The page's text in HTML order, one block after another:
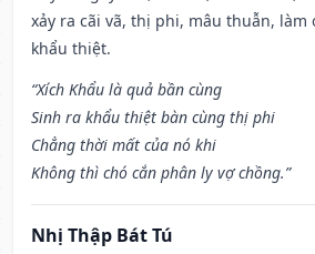
xảy ra cãi vã, thị phi, mâu thuẫn, làm
khẩu thiệt.
“Xích Khẩu là quả bần cùng
Sinh ra khẩu thiệt bàn cùng thị phi
Chẳng thời mất của nó khi
Không thì chó cắn phân ly vợ chồng.”
Nhị Thập Bát Tú